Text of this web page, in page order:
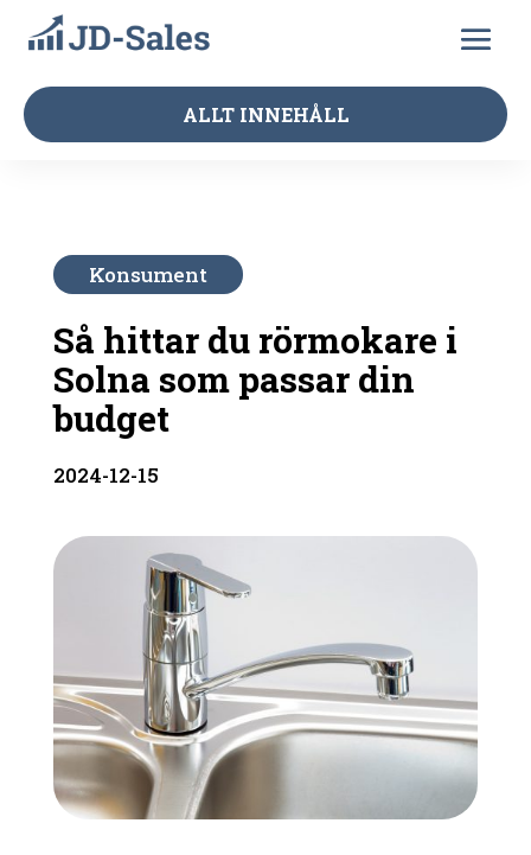
ALLT INNEHÅLL
Konsument
Så hittar du rörmokare i
Solna som passar din
budget
2024-12-15